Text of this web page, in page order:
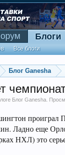
Блог Ganesha
Блог Ganesha .
проиграл
Ладно еще
НХЛ) это
Блоги
Все блоги